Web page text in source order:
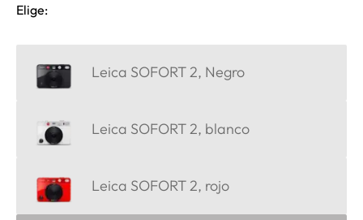
Elige:
Leica SOFORT 2, Negro
Leica SOFORT 2, blanco
Leica SOFORT 2, rojo